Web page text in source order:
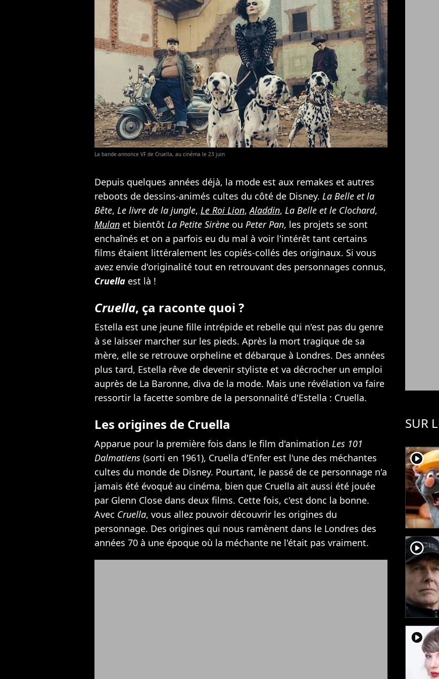
La bande-annonce VF de Cruella, au cinéma le 23 juin
Depuis quelques années déjà, la mode est aux remakes et autres
reboots de dessins-animés cultes du côté de Disney. La Belle et la
Bête, Le livre de la jungle, Le Roi Lion,Aladdin, La Belle et le Clochard,
Mulan et bientôt La Petite Sirène ou Peter Pan, les projets se sont
enchaînés et on a parfois eu du mal à voir l'intérêt tant certains
films étaient littéralement les copiés-collés des originaux. Si vous
avez envie d'originalité tout en retrouvant des personnages connus,
Cruella est là !
Cruella, ça raconte quoi ?
Estella est une jeune fille intrépide et rebelle qui n'est pas du genre
à se laisser marcher sur les pieds. Après la mort tragique de sa
mère, elle se retrouve orpheline et débarque à Londres. Des années
plus tard, Estella rêve de devenir styliste et va décrocher un emploi
auprès de La Baronne, diva de la mode. Mais une révélation va faire
ressortir la facette sombre de la personnalité d'Estella : Cruella.
Les origines de Cruella
Apparue pour la première fois dans le film d'animation Les 101
Dalmatiens (sorti en 1961), Cruella d'Enfer est l'une des méchantes
cultes du monde de Disney. Pourtant, le passé de ce personnage n'a
jamais été évoqué au cinéma, bien que Cruella ait aussi été jouée
par Glenn Close dans deux films. Cette fois, c'est donc la bonne.
Avec Cruella, vous allez pouvoir découvrir les origines du
personnage. Des origines qui nous ramènent dans le Londres des
années 70 à une époque où la méchante ne l'était pas vraiment.
SUR
player2
player2
player2